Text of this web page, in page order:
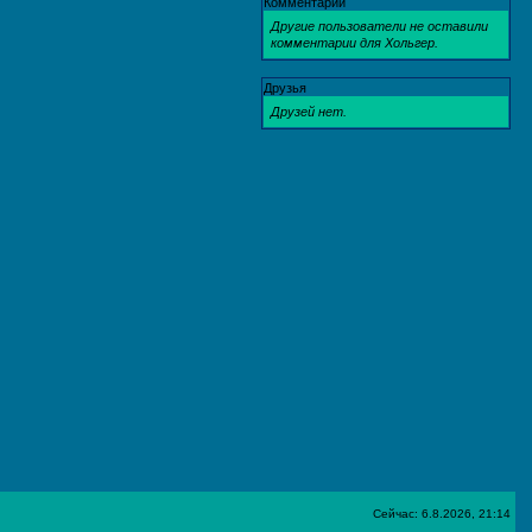
Комментарии
Другие пользователи не оставили
комментарии для Хольгер.
Друзья
Друзей нет.
Сейчас: 6.8.2026, 21:14